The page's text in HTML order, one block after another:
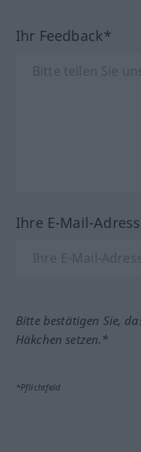
Ihr Feedback*
Ihre E-Mail-
Bitte bestätigen Sie,
Häkchen setzen.*
*Pflichtfeld